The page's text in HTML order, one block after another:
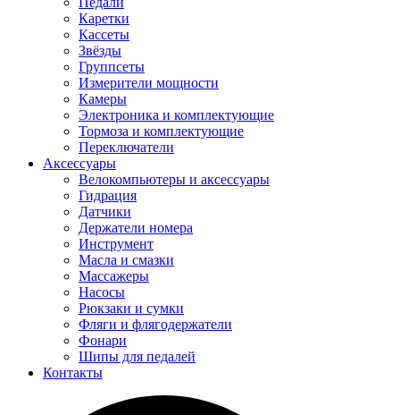
Каретки
Кассеты
Звёзды
Группсеты
Измерители мощности
Камеры
Электроника и комплектующие
Тормоза и комплектующие
Переключатели
Аксессуары
Велокомпьютеры и аксессуары
Гидрация
Датчики
Держатели номера
Инструмент
Масла и смазки
Массажеры
Насосы
Рюкзаки и сумки
Фляги и флягодержатели
Фонари
Шипы для педалей
Контакты